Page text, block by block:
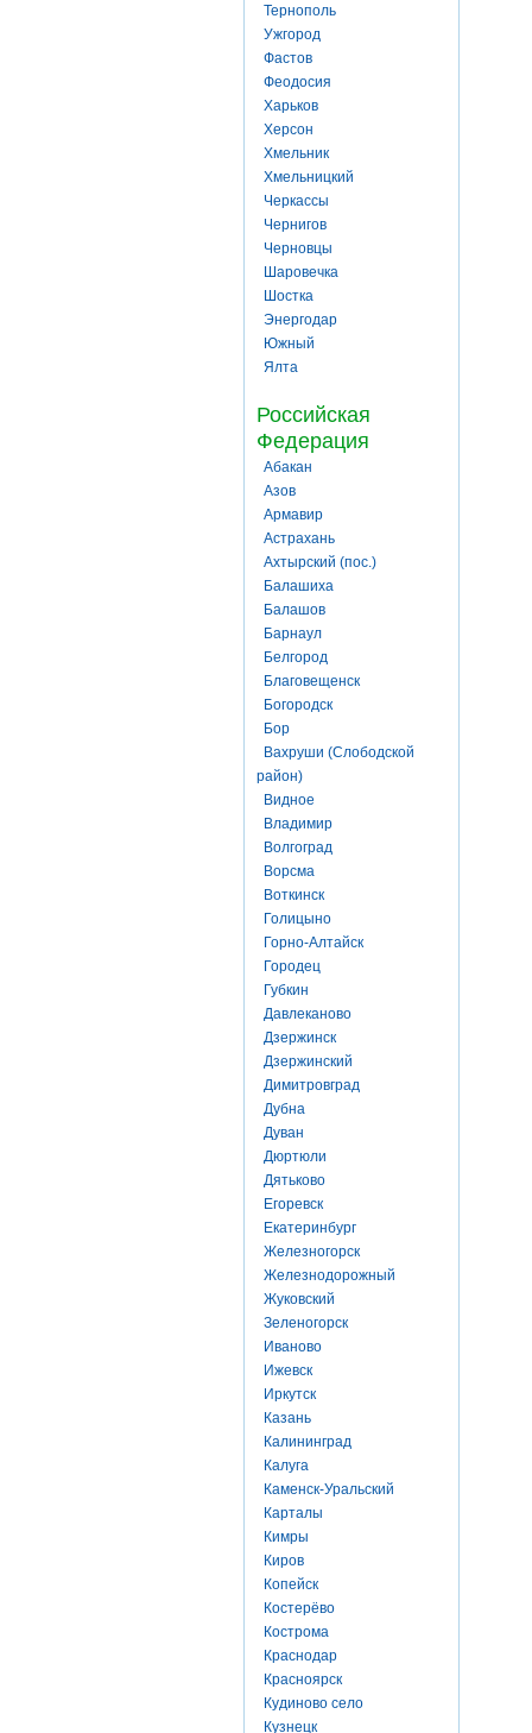
Тернополь
Ужгород
Фастов
Феодосия
Харьков
Херсон
Хмельник
Хмельницкий
Черкассы
Чернигов
Черновцы
Шаровечка
Шостка
Энергодар
Южный
Ялта
Российская
Федерация
Абакан
Азов
Армавир
Астрахань
Ахтырский (пос.)
Балашиха
Балашов
Барнаул
Белгород
Благовещенск
Богородск
Бор
Вахруши (Слободской
район)
Видное
Владимир
Волгоград
Ворсма
Воткинск
Голицыно
Горно-Алтайск
Городец
Губкин
Давлеканово
Дзержинск
Дзержинский
Димитровград
Дубна
Дуван
Дюртюли
Дятьково
Егоревск
Екатеринбург
Железногорск
Железнодорожный
Жуковский
Зеленогорск
Иваново
Ижевск
Иркутск
Казань
Калининград
Калуга
Каменск-Уральский
Карталы
Кимры
Киров
Копейск
Костерёво
Кострома
Краснодар
Красноярск
Кудиново село
Кузнецк